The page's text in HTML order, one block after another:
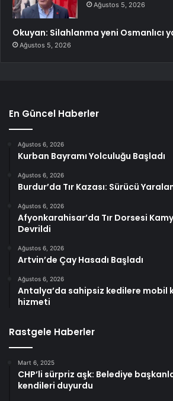
Ağustos 5, 2026
Okuyan: Silahlanma yeni Osmanlıcı
Ağustos 5, 2026
En Güncel Haberler
Ağustos 6, 2026
Kurban Bayramı Yolculuğu Başladı
Ağustos 6, 2026
Burdur’da Tır Kazası: Sürücü
Ağustos 6, 2026
Afyonkarahisar’da Tır Dorsesi
Devrildi
Ağustos 6, 2026
Artvin’de Çay Hasadı Başladı
Ağustos 6, 2026
Antalya’da sahipsiz kedilere mobil
hizmeti
Rastgele Haberler
Mart 6, 2025
CHP’li sürpriz aşk: Belediye
kendileri duyurdu